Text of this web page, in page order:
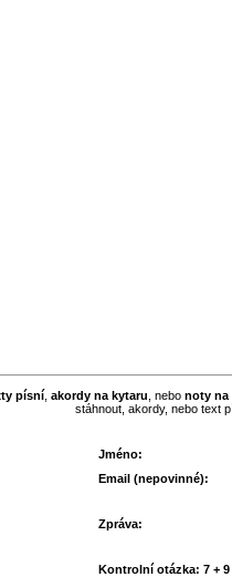
písní akordy na kytaru , nebo noty na
stáhnout, akordy, nebo text
Jméno:
Email (nepovinné):
Zpráva:
Kontrolní otázka: 7 + 9